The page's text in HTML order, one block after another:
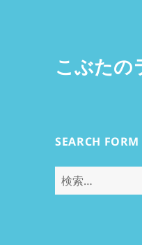
こぶたの
SEARCH FORM
検
索: